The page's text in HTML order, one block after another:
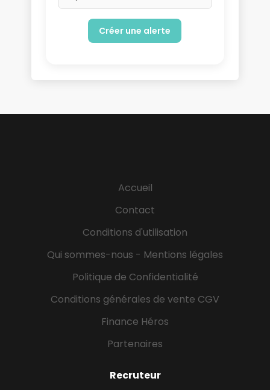
Accueil
Contact
Conditions d'utilisation
Qui sommes-nous - Mentions légales
Politique de Confidentialité
Conditions générales de vente CGV
Finance Héros
Partenaires
Recruteur